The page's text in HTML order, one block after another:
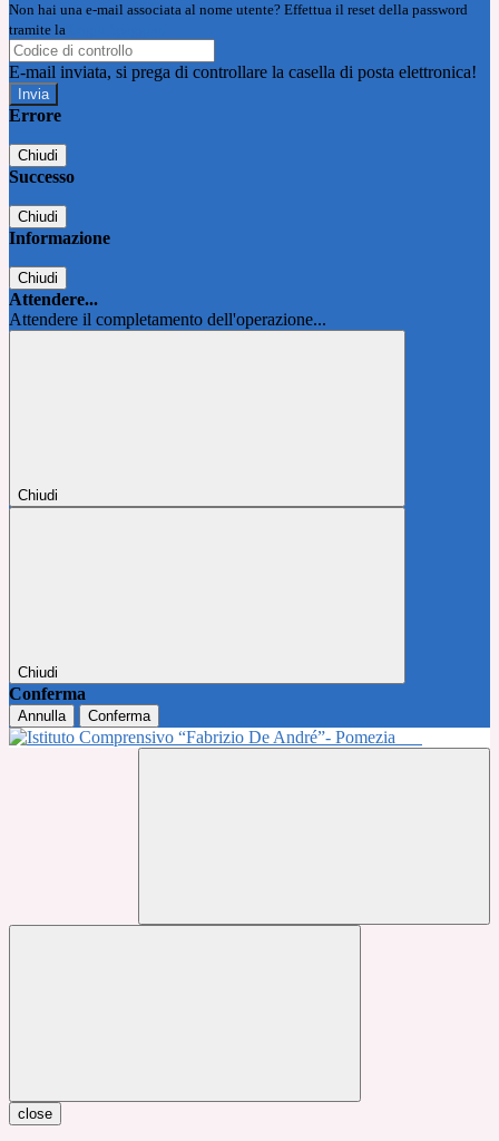
Non hai una e-mail associata al nome utente? Effettua il reset della password
tramite la
E-mail inviata, si prega di controllare la casella di posta elettronica!
Errore
Chiudi
Successo
Chiudi
Informazione
Chiudi
Attendere...
Attendere il completamento dell'operazione...
Chiudi
Chiudi
Conferma
Annulla Conferma
close